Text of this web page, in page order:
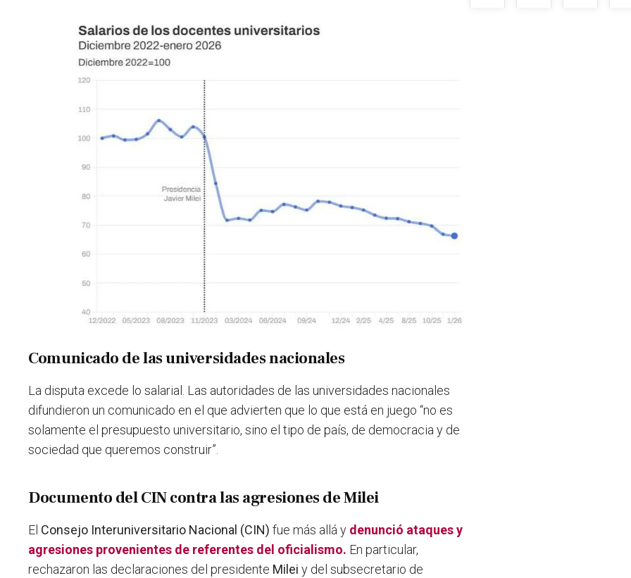
Comunicado de las universidades nacionales
La disputa excede lo salarial. Las autoridades de las universidades nacionales
difundieron un comunicado en el que advierten que lo que está en juego “no es
solamente el presupuesto universitario, sino el tipo de país, de democracia y de
sociedad que queremos construir”.
Documento del CIN contra las agresiones de Milei
El Consejo Interuniversitario Nacional (CIN) fue más allá y denunció ataques y
agresiones provenientes de referentes del oficialismo. En particular,
rechazaron las declaraciones del presidente Milei y del subsecretario de